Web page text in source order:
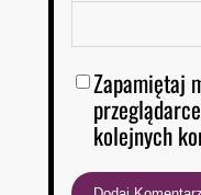
Zapamiętaj
kolejnych